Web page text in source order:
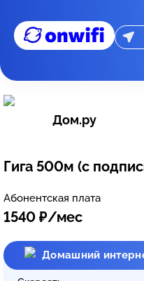
Дом.ру
Гига 500м (с
Абонентская плата
1540 ₽/мес
Домашний